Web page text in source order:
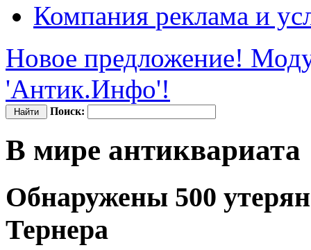
Компания реклама и
Новое предложение!
'Антик.Инфо'!
Поиск:
В мире антиквариата
Обнаружены 500
Тернера